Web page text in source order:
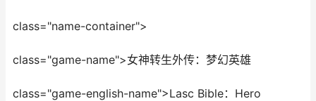
class="name-container">
class="game-name">女神转生外传：梦幻英雄
class="game-english-name">Lasc Bible：Hero